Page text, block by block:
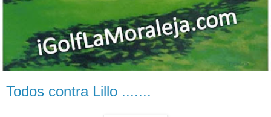
Todos contra Lillo .......